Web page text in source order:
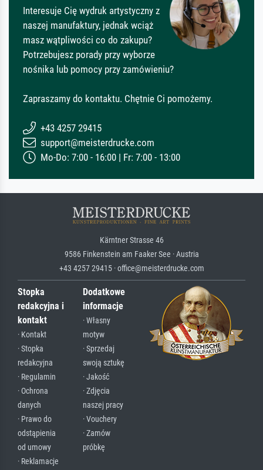
Interesuje Cię wydruk artystyczny z
naszej manufaktury, jednak wciąż
masz wątpliwości co do zakupu?
Potrzebujesz porady przy wyborze
nośnika lub pomocy przy zamówieniu?
Zapraszamy do kontaktu. Chętnie Ci pomożemy.
+43 4257 29415
support@meisterdrucke.com
Mo-Do: 7:00 - 16:00 | Fr: 7:00 - 13:00
Kärntner Strasse 46
9586 Finkenstein am Faaker See · Austria
+43 4257 29415 · office@meisterdrucke.com
Stopka
redakcyjna i
kontakt
· Kontakt
· Stopka
redakcyjna
· Regulamin
· Ochrona
danych
· Prawo do
odstąpienia
od umowy
· Reklamacje
Dodatkowe
informacje
· Własny
motyw
· Sprzedaj
swoją sztukę
· Jakość
· Zdjęcia
naszej pracy
· Vouchery
· Zamów
próbkę